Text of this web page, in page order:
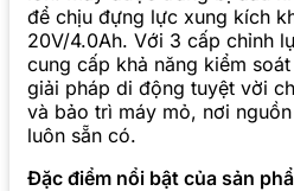
để chịu đựng lực xung kích
20V/4.0Ah. Với 3 cấp chỉnh
cung cấp khả năng kiểm
giải pháp di động tuyệt vời
và bảo trì máy mỏ, nơi
luôn sẵn có.
Đặc điểm nổi bật của sản